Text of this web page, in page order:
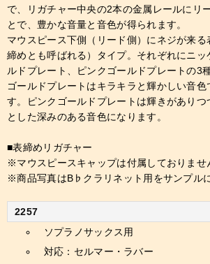
で、リガチャー中央の2本の金属レールにリ
とで、豊かな音量と音色が得られます。
マウスピース下側（リード側）にネジが来る
締めとも呼ばれる）タイプ。それぞれにニッ
ルドプレート、ピンクゴールドプレートの3
ゴールドプレートはキラキラと輝かしい音色
す。ピンクゴールドプレートは輝きがありつ
とした深みのある音色になります。
■表締めリガチャー
※マウスピースキャップは付属しておりませ
※商品写真はB♭クラリネット用をサンプル
2257
ソプラノサックス用
対応：セルマー・ラバー